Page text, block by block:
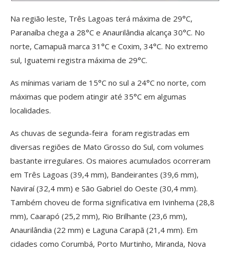
Na região leste, Três Lagoas terá máxima de 29°C,
Paranaíba chega a 28°C e Anaurilândia alcança 30°C. No
norte, Camapuã marca 31°C e Coxim, 34°C. No extremo
sul, Iguatemi registra máxima de 29°C.
As mínimas variam de 15°C no sul a 24°C no norte, com
máximas que podem atingir até 35°C em algumas
localidades.
As chuvas de segunda-feira foram registradas em
diversas regiões de Mato Grosso do Sul, com volumes
bastante irregulares. Os maiores acumulados ocorreram
em Três Lagoas (39,4 mm), Bandeirantes (39,6 mm),
Naviraí (32,4 mm) e São Gabriel do Oeste (30,4 mm).
Também choveu de forma significativa em Ivinhema (28,8
mm), Caarapó (25,2 mm), Rio Brilhante (23,6 mm),
Anaurilândia (22 mm) e Laguna Carapã (21,4 mm). Em
cidades como Corumbá, Porto Murtinho, Miranda, Nova